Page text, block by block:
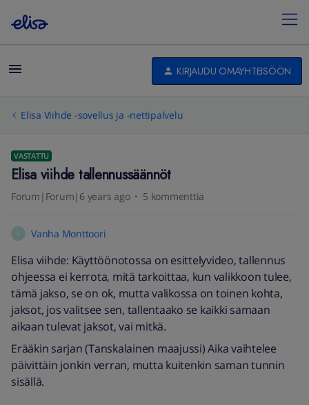
KIRJAUDU OMAYHTEISÖÖN
Elisa Viihde -sovellus ja -nettipalvelu
VASTATTU
Elisa viihde tallennussäännöt
Forum|Forum|6 years ago 5 kommenttia
Vanha Monttoori
Elisa viihde: Käyttöönotossa on esittelyvideo, tallennus
ohjeessa ei kerrota, mitä tarkoittaa, kun valikkoon tulee,
tämä jakso, se on ok, mutta valikossa on toinen kohta,
jaksot, jos valitsee sen, tallentaako se kaikki samaan
aikaan tulevat jaksot, vai mitkä.
Erääkin sarjan (Tanskalainen maajussi) Aika vaihtelee
päivittäin jonkin verran, mutta kuitenkin saman tunnin
sisällä.